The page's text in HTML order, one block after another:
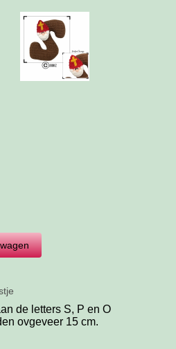
de letters S, P en O
ovgeveer 15 cm.